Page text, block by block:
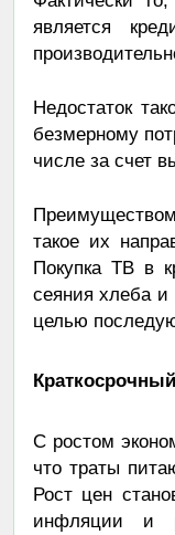
является
Недостаток
безмерному
числе за счет
такое их
Покупка ТВ в
сеяния хлеба и
целью
С ростом
что траты
Рост цен
инфляции и